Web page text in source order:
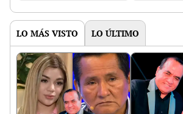
LO MÁS VISTO LO ÚLTIMO